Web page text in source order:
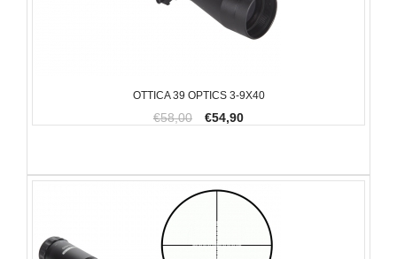
OTTICA 39 OPTICS 3-9X40
€58,00 €54,90